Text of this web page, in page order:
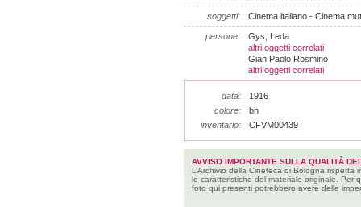
soggetti: Cinema italiano - Cinema
persone:
Gys, Leda
altri oggetti correlati
Gian Paolo Rosmino
altri oggetti correlati
data:
1916
colore:
bn
inventario:
CFVM00439
AVVISO IMPORTANTE SULLA QUALITÀ
L’Archivio della Cineteca di Bologna rispetta
le caratteristiche del materiale originale. Per
foto qui presenti potrebbero avere delle